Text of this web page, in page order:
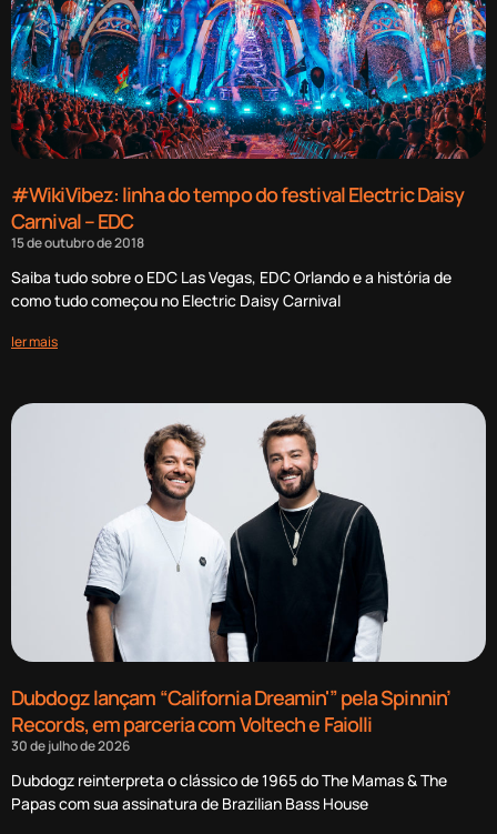
#WikiVibez: linha do tempo do festival Electric Daisy
Carnival – EDC
15 de outubro de 2018
Saiba tudo sobre o EDC Las Vegas, EDC Orlando e a história de
como tudo começou no Electric Daisy Carnival
ler mais
Dubdogz lançam “California Dreamin'” pela Spinnin’
Records, em parceria com Voltech e Faiolli
30 de julho de 2026
Dubdogz reinterpreta o clássico de 1965 do The Mamas & The
Papas com sua assinatura de Brazilian Bass House